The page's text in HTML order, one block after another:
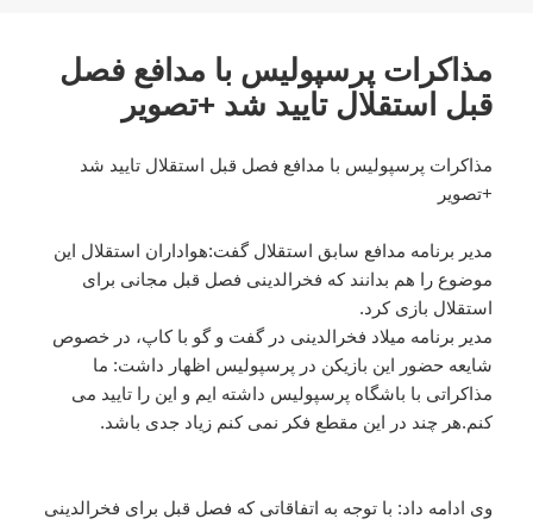
مذاکرات پرسپولیس با مدافع فصل
قبل استقلال تایید شد +تصویر
مذاکرات پرسپولیس با مدافع فصل قبل استقلال تایید شد
+تصویر
مدیر برنامه مدافع سابق استقلال گفت:هواداران استقلال این
موضوع را هم بدانند که فخرالدینی فصل قبل مجانی برای
استقلال بازی کرد.
مدیر برنامه میلاد فخرالدینی در گفت و گو با کاپ، در خصوص
شایعه حضور این بازیکن در پرسپولیس اظهار داشت: ما
مذاکراتی با باشگاه پرسپولیس داشته ایم و این را تایید می
کنم.هر چند در این مقطع فکر نمی کنم زیاد جدی باشد.
وی ادامه داد: با توجه به اتفاقاتی که فصل قبل برای فخرالدینی